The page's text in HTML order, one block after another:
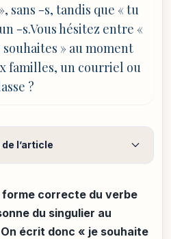
sans -s, tandis que « tu
-s.Vous hésitez entre «
souhaites » au moment
familles, un courriel ou
?
de l’article
correcte du verbe
du singulier au
écrit donc « je souhaite